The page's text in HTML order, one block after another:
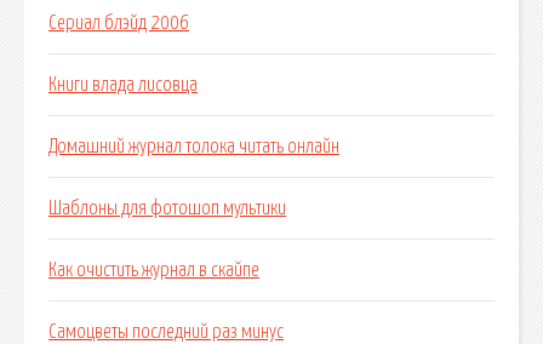
Сериал блэйд 2006
Книги влада лисовца
Домашний журнал толока читать онлайн
Шаблоны для фотошоп мультики
Как очистить журнал в скайпе
Самоцветы последний раз минус